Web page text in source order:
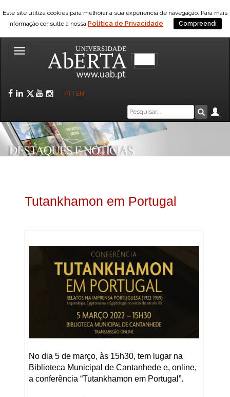
Este site utiliza cookies para melhorar a sua experiência de navegação. Para mais
informação consulte a nossa Política de Privacidade Compreendi
Toggle
Facebook
LinkedIn
Twitter
YouTube
Instagram
PT EN
Caixa
de
pesquisa
Tutankhamon em Portugal
No dia 5 de março, às 15h30, tem lugar na
Biblioteca Municipal de Cantanhede e, online,
a conferência “Tutankhamon em Portugal”.